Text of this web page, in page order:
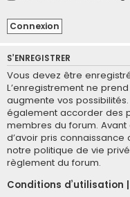
S’ENREGISTRER
Vous devez être
L’enregistrement ne
augmente vos
également accorder des
membres du forum.
d’avoir pris connaissance
notre politique de vie
règlement du forum.
Conditions d’utilisation |